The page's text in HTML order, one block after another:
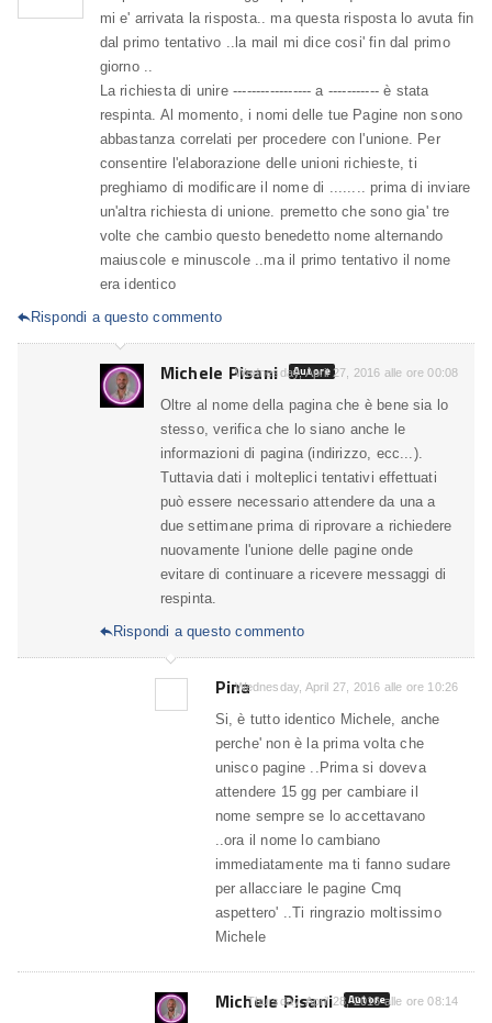
mi e' arrivata la risposta.. ma questa risposta lo avuta fin
dal primo tentativo ..la mail mi dice cosi' fin dal primo
giorno ..
La richiesta di unire ----------------- a ----------- è stata
respinta. Al momento, i nomi delle tue Pagine non sono
abbastanza correlati per procedere con l'unione. Per
consentire l'elaborazione delle unioni richieste, ti
preghiamo di modificare il nome di ........ prima di inviare
un'altra richiesta di unione. premetto che sono gia' tre
volte che cambio questo benedetto nome alternando
maiuscole e minuscole ..ma il primo tentativo il nome
era identico
Rispondi a questo commento
Michele Pisani Autore
Wednesday, April 27, 2016 alle ore 00:08
Oltre al nome della pagina che è bene sia lo
stesso, verifica che lo siano anche le
informazioni di pagina (indirizzo, ecc...).
Tuttavia dati i molteplici tentativi effettuati
può essere necessario attendere da una a
due settimane prima di riprovare a richiedere
nuovamente l'unione delle pagine onde
evitare di continuare a ricevere messaggi di
respinta.
Rispondi a questo commento
PinaWednesday, April 27, 2016 alle ore 10:26
Si, è tutto identico Michele, anche
perche' non è la prima volta che
unisco pagine ..Prima si doveva
attendere 15 gg per cambiare il
nome sempre se lo accettavano
..ora il nome lo cambiano
immediatamente ma ti fanno sudare
per allacciare le pagine Cmq
aspettero' ..Ti ringrazio moltissimo
Michele
Michele Pisani Autore
Thursday, April 28, 2016 alle ore 08:14